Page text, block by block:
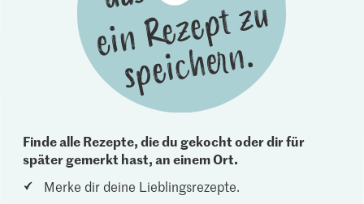
Finde alle Rezepte, die du gekocht oder dir für
später gemerkt hast, an einem Ort.
Merke dir deine Lieblingsrezepte.